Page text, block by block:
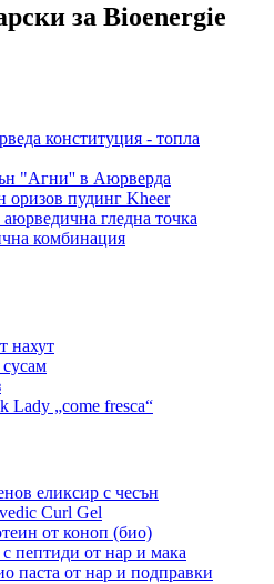
за Bioenergie
конституция - топла
"Агни'' в Аюрверда
оризов пудинг Kheer
гледна точка
комбинация
нахут
Lady „come fresca“
еликсир с чесън
Curl Gel
от коноп (био)
пептиди от нар и мака
паста от нар и подправки